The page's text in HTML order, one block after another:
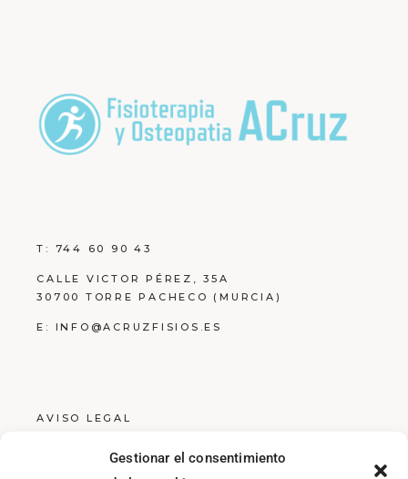
Gestionar el consentimiento
T: 744 60 90 43
CALLE VICTOR PÉREZ, 35A
30700 TORRE PACHECO (MURCIA)
E: INFO@ACRUZFISIOS.ES
AVISO LEGAL
POLÍTICA DE COOKIES